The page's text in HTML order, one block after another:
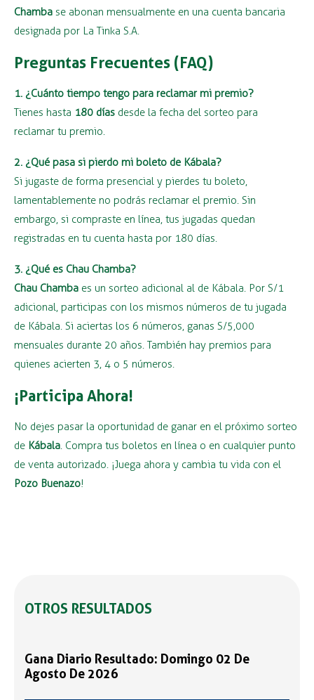
Chamba se abonan mensualmente en una cuenta bancaria
designada por La Tinka S.A.
Preguntas Frecuentes (FAQ)
1. ¿Cuánto tiempo tengo para reclamar mi premio?
Tienes hasta 180 días desde la fecha del sorteo para
reclamar tu premio.
2. ¿Qué pasa si pierdo mi boleto de Kábala?
Si jugaste de forma presencial y pierdes tu boleto,
lamentablemente no podrás reclamar el premio. Sin
embargo, si compraste en línea, tus jugadas quedan
registradas en tu cuenta hasta por 180 días.
3. ¿Qué es Chau Chamba?
Chau Chamba es un sorteo adicional al de Kábala. Por S/1
adicional, participas con los mismos números de tu jugada
de Kábala. Si aciertas los 6 números, ganas S/5,000
mensuales durante 20 años. También hay premios para
quienes acierten 3, 4 o 5 números.
¡Participa Ahora!
No dejes pasar la oportunidad de ganar en el próximo sorteo
de Kábala. Compra tus boletos en línea o en cualquier punto
de venta autorizado. ¡Juega ahora y cambia tu vida con el
Pozo Buenazo!
OTROS RESULTADOS
Gana Diario Resultado: Domingo 02 De
Agosto De 2026